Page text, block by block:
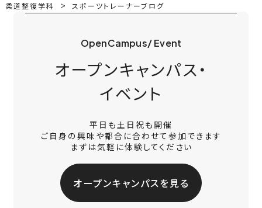
柔道整復学科
スポーツトレーナーブログ
OpenCampus/ Event
オープンキャンパス・
イベント
平日も土日祝も開催
ご自身の興味や都合に合わせて参加できます
まずは気軽に体験してください
オープンキャンパスを見る